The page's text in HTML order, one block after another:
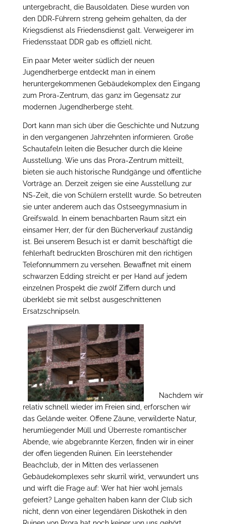
untergebracht, die Bausoldaten. Diese wurden von
den DDR-Führern streng geheim gehalten, da der
Kriegsdienst als Friedensdienst galt. Verweigerer im
Friedensstaat DDR gab es offiziell nicht.
Ein paar Meter weiter südlich der neuen
Jugendherberge entdeckt man in einem
heruntergekommenen Gebäudekomplex den Eingang
zum Prora-Zentrum, das ganz im Gegensatz zur
modernen Jugendherberge steht.
Dort kann man sich über die Geschichte und Nutzung
in den vergangenen Jahrzehnten informieren. Große
Schautafeln leiten die Besucher durch die kleine
Ausstellung. Wie uns das Prora-Zentrum mitteilt,
bieten sie auch historische Rundgänge und öffentliche
Vorträge an. Derzeit zeigen sie eine Ausstellung zur
NS-Zeit, die von Schülern erstellt wurde. So betreuten
sie unter anderem auch das Ostseegymnasium in
Greifswald. In einem benachbarten Raum sitzt ein
einsamer Herr, der für den Bücherverkauf zuständig
ist. Bei unserem Besuch ist er damit beschäftigt die
fehlerhaft bedruckten Broschüren mit den richtigen
Telefonnummern zu versehen. Bewaffnet mit einem
schwarzen Edding streicht er per Hand auf jedem
einzelnen Prospekt die zwölf Ziffern durch und
überklebt sie mit selbst ausgeschnittenen
Ersatzschnipseln.
Nachdem wir
relativ schnell wieder im Freien sind, erforschen wir
das Gelände weiter. Offene Zäune, verwilderte Natur,
herumliegender Müll und Überreste romantischer
Abende, wie abgebrannte Kerzen, finden wir in einer
der offen liegenden Ruinen. Ein leerstehender
Beachclub, der in Mitten des verlassenen
Gebäudekomplexes sehr skurril wirkt, verwundert uns
und wirft die Frage auf: Wer hat hier wohl jemals
gefeiert? Lange gehalten haben kann der Club sich
nicht, denn von einer legendären Diskothek in den